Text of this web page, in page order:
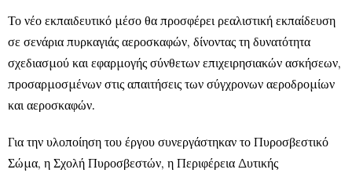
Το νέο εκπαιδευτικό μέσο θα προσφέρει ρεαλιστική εκπαίδευση
σε σενάρια πυρκαγιάς αεροσκαφών, δίνοντας τη δυνατότητα
σχεδιασμού και εφαρμογής σύνθετων επιχειρησιακών ασκήσεων,
προσαρμοσμένων στις απαιτήσεις των σύγχρονων αεροδρομίων
και αεροσκαφών.
Για την υλοποίηση του έργου συνεργάστηκαν το Πυροσβεστικό
Σώμα, η Σχολή Πυροσβεστών, η Περιφέρεια Δυτικής